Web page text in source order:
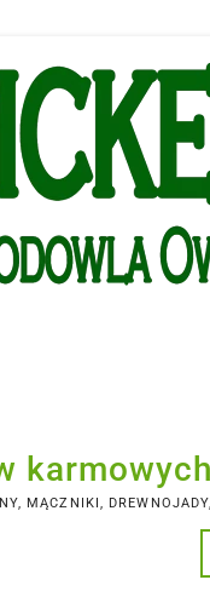
karmowych
MĄCZNIKI,